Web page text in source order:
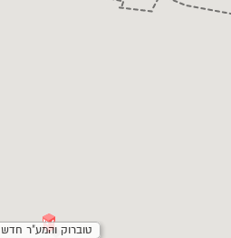
טוברוק והמע"ר חדש